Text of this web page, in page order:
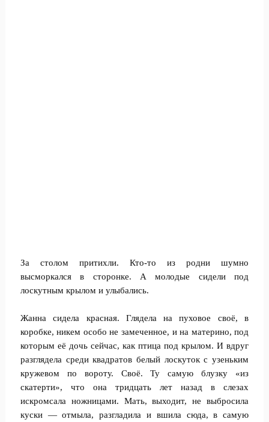
За столом притихли. Кто-то из родни шумно
высморкался в сторонке. А молодые сидели под
лоскутным крылом и улыбались.
Жанна сидела красная. Глядела на пуховое своё, в
коробке, никем особо не замеченное, и на материно, под
которым её дочь сейчас, как птица под крылом. И вдруг
разглядела среди квадратов белый лоскуток с узеньким
кружевом по вороту. Своё. Ту самую блузку «из
скатерти», что она тридцать лет назад в слезах
искромсала ножницами. Мать, выходит, не выбросила
куски — отмыла, разгладила и вшила сюда, в самую